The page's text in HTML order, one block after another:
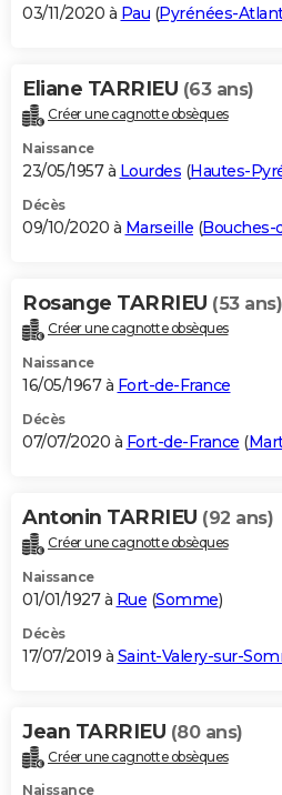
03/11/2020 à Pau (Pyrénées-
Eliane TARRIEU (63 ans)
Créer une cagnotte obsèques
Naissance
23/05/1957 à Lourdes (Hautes-
Décès
09/10/2020 à Marseille (Bouches-
Rosange TARRIEU (53 ans)
Créer une cagnotte obsèques
Naissance
16/05/1967 à Fort-de-France
Décès
07/07/2020 à Fort-de-France (
Antonin TARRIEU (92 ans)
Créer une cagnotte obsèques
Naissance
01/01/1927 à Rue (Somme)
Décès
17/07/2019 à Saint-Valery-sur-
Jean TARRIEU (80 ans)
Créer une cagnotte obsèques
Naissance